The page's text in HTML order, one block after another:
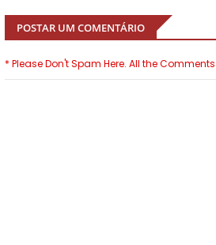
POSTAR UM COMENTÁRIO
* Please Don't Spam Here. All the